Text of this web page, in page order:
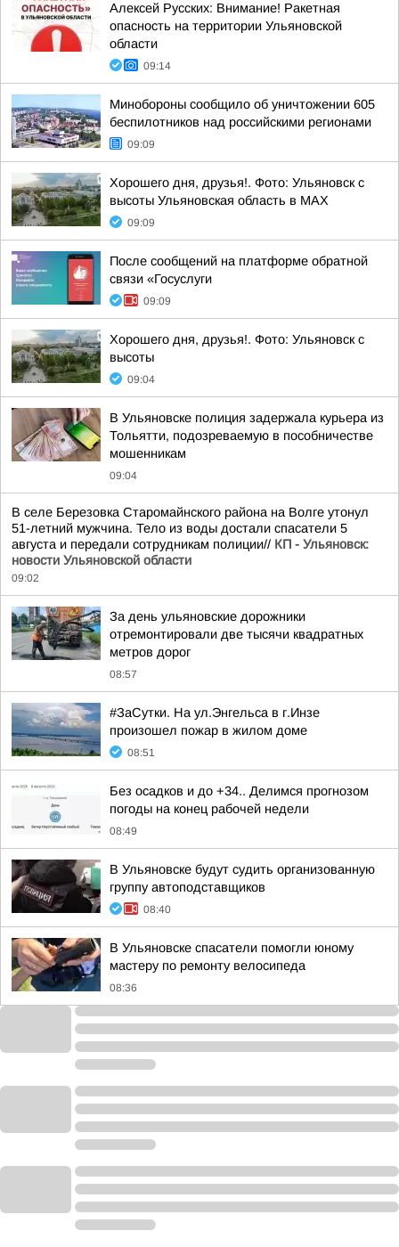
Алексей Русских: Внимание! Ракетная
опасность на территории Ульяновской
области
09:14
Минобороны сообщило об уничтожении 605
беспилотников над российскими регионами
09:09
Хорошего дня, друзья!. Фото: Ульяновск с
высоты Ульяновская область в MAX
09:09
После сообщений на платформе обратной
связи «Госуслуги
09:09
Хорошего дня, друзья!. Фото: Ульяновск с
высоты
09:04
В Ульяновске полиция задержала курьера из
Тольятти, подозреваемую в пособничестве
мошенникам
09:04
В селе Березовка Старомайнского района на Волге утонул
51-летний мужчина. Тело из воды достали спасатели 5
августа и передали сотрудникам полиции// КП - Ульяновск:
новости Ульяновской области
09:02
За день ульяновские дорожники
отремонтировали две тысячи квадратных
метров дорог
08:57
#ЗаСутки. На ул.Энгельса в г.Инзе
произошел пожар в жилом доме
08:51
Без осадков и до +34.. Делимся прогнозом
погоды на конец рабочей недели
08:49
В Ульяновске будут судить организованную
группу автоподставщиков
08:40
В Ульяновске спасатели помогли юному
мастеру по ремонту велосипеда
08:36